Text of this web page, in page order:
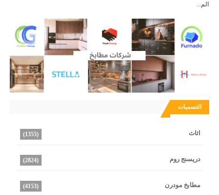
الم...
التسميات
اثاث (1355)
دريسنج روم (2824)
مطابخ مودرن (4153)